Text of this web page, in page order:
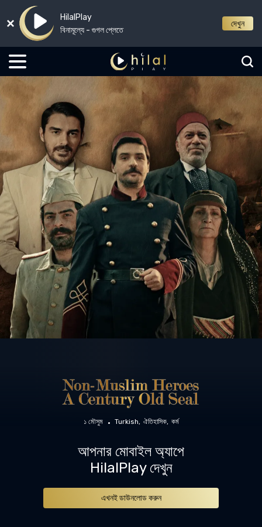
HilalPlay
বিনামূল্যে - গুগল প্লেতে
দেখুন
১ মৌসুম Turkish ঐতিহাসিক কর্ম
আপনার মোবাইল অ্যাপে
HilalPlay দেখুন
এখনই ডাউনলোড করুন